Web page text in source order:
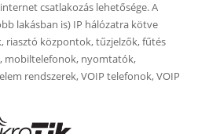
csatlakozás lehetősége. A
lakásban is) IP hálózatra kötve
riasztó központok, tűzjelzők, fűtés
mobiltelefonok, nyomtatók,
rendszerek, VOIP telefonok, VOIP